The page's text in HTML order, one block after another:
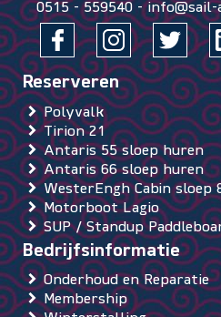
0515 - 559540 -info@sail-
Polyvalk
Tirion 21
Antaris 55 sloep huren
Antaris 66 sloep huren
WesterEngh Cabin sloep
Motorboot Lagio
SUP / Standup
Onderhoud en Reparatie
Membership